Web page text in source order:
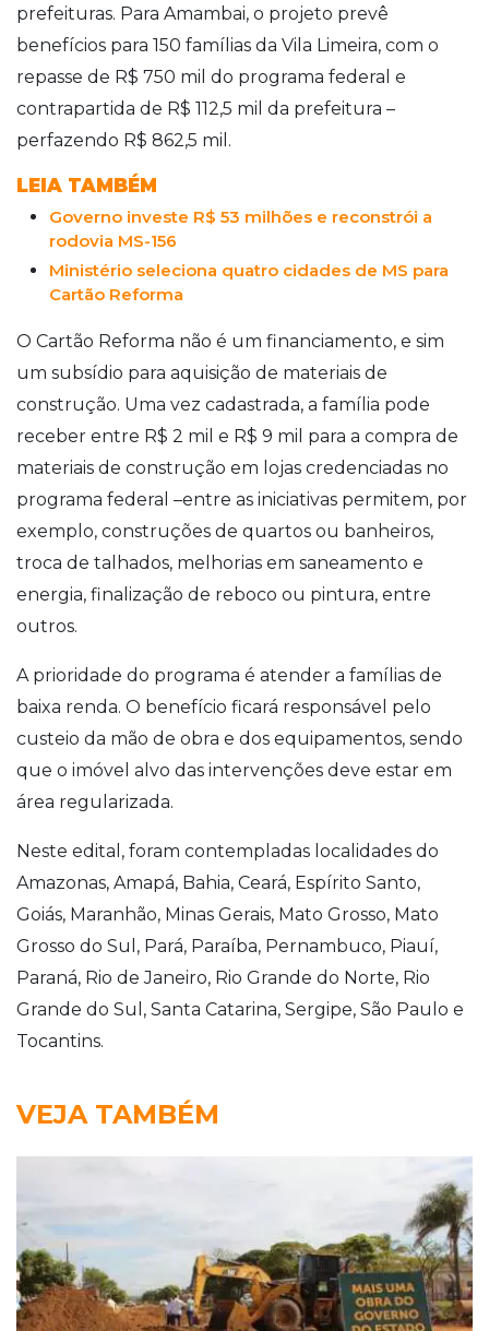
prefeituras. Para Amambai, o projeto prevê
benefícios para 150 famílias da Vila Limeira, com o
repasse de R$ 750 mil do programa federal e
contrapartida de R$ 112,5 mil da prefeitura –
perfazendo R$ 862,5 mil.
LEIA TAMBÉM
Governo investe R$ 53 milhões e reconstrói a
rodovia MS-156
Ministério seleciona quatro cidades de MS para
Cartão Reforma
O Cartão Reforma não é um financiamento, e sim
um subsídio para aquisição de materiais de
construção. Uma vez cadastrada, a família pode
receber entre R$ 2 mil e R$ 9 mil para a compra de
materiais de construção em lojas credenciadas no
programa federal –entre as iniciativas permitem, por
exemplo, construções de quartos ou banheiros,
troca de talhados, melhorias em saneamento e
energia, finalização de reboco ou pintura, entre
outros.
A prioridade do programa é atender a famílias de
baixa renda. O benefício ficará responsável pelo
custeio da mão de obra e dos equipamentos, sendo
que o imóvel alvo das intervenções deve estar em
área regularizada.
Neste edital, foram contempladas localidades do
Amazonas, Amapá, Bahia, Ceará, Espírito Santo,
Goiás, Maranhão, Minas Gerais, Mato Grosso, Mato
Grosso do Sul, Pará, Paraíba, Pernambuco, Piauí,
Paraná, Rio de Janeiro, Rio Grande do Norte, Rio
Grande do Sul, Santa Catarina, Sergipe, São Paulo e
Tocantins.
VEJA TAMBÉM